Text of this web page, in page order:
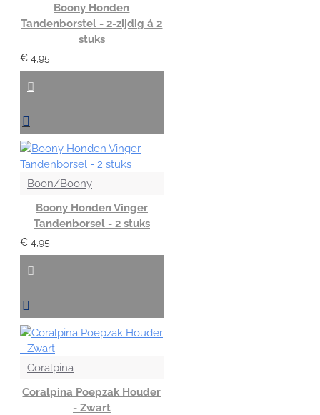
Boony Honden
Tandenborstel - 2-zijdig á 2
stuks
€ 4,95
Boon/Boony
Boony Honden Vinger
Tandenborsel - 2 stuks
€ 4,95
Coralpina
Coralpina Poepzak Houder
- Zwart